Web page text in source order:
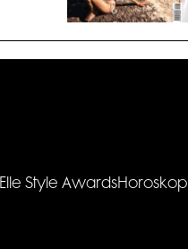
Elle Style AwardsHoroskop